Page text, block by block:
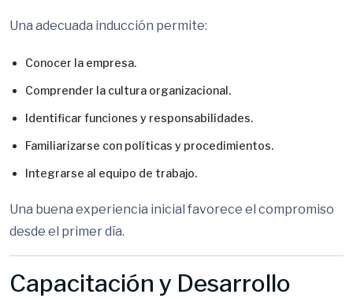
Una adecuada inducción permite:
Conocer la empresa.
Comprender la cultura organizacional.
Identificar funciones y responsabilidades.
Familiarizarse con políticas y procedimientos.
Integrarse al equipo de trabajo.
Una buena experiencia inicial favorece el compromiso
desde el primer día.
Capacitación y Desarrollo